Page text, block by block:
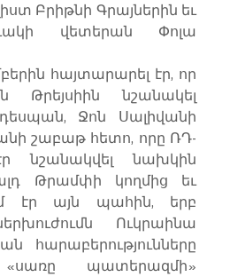
Բրիթնի Գրայներին եւ
վետերան Փոլա
հայտարարել էր, որ
նշանակել
Ջոն Սալիվանի
շաբաթ հետո, որը ՌԴ-
նշանակվել նախկին
Թրամփի կողմից եւ
էր այն պահին, երբ
Ուկրաինա
հարաբերությունները
«սառը պատերազմի»